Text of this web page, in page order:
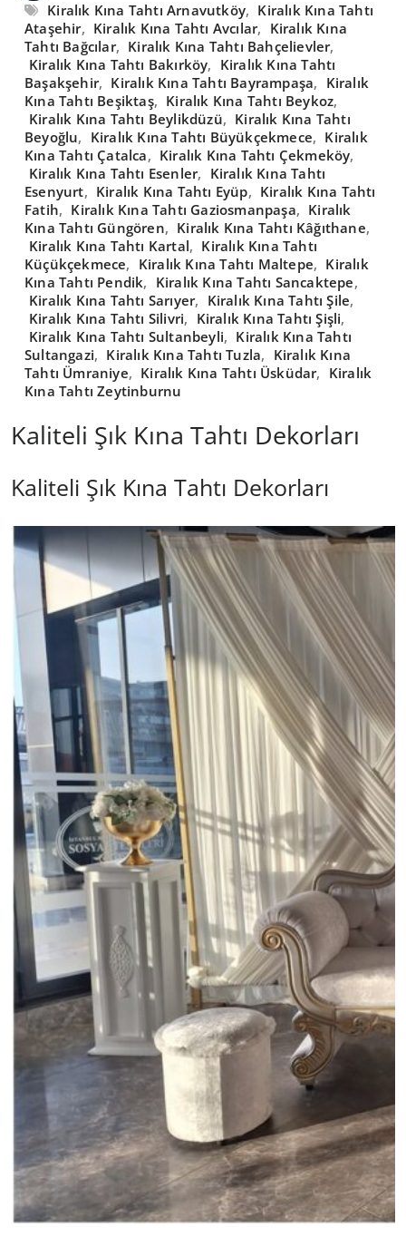
Kiralık Kına Tahtı Arnavutköy, Kiralık Kına Tahtı
Ataşehir, Kiralık Kına Tahtı Avcılar, Kiralık Kına
Tahtı Bağcılar, Kiralık Kına Tahtı Bahçelievler,
Kiralık Kına Tahtı Bakırköy, Kiralık Kına Tahtı
Başakşehir, Kiralık Kına Tahtı Bayrampaşa, Kiralık
Kına Tahtı Beşiktaş, Kiralık Kına Tahtı Beykoz,
Kiralık Kına Tahtı Beylikdüzü, Kiralık Kına Tahtı
Beyoğlu, Kiralık Kına Tahtı Büyükçekmece, Kiralık
Kına Tahtı Çatalca, Kiralık Kına Tahtı Çekmeköy,
Kiralık Kına Tahtı Esenler, Kiralık Kına Tahtı
Esenyurt, Kiralık Kına Tahtı Eyüp, Kiralık Kına Tahtı
Fatih, Kiralık Kına Tahtı Gaziosmanpaşa, Kiralık
Kına Tahtı Güngören, Kiralık Kına Tahtı Kâğıthane,
Kiralık Kına Tahtı Kartal, Kiralık Kına Tahtı
Küçükçekmece, Kiralık Kına Tahtı Maltepe, Kiralık
Kına Tahtı Pendik, Kiralık Kına Tahtı Sancaktepe,
Kiralık Kına Tahtı Sarıyer, Kiralık Kına Tahtı Şile,
Kiralık Kına Tahtı Silivri, Kiralık Kına Tahtı Şişli,
Kiralık Kına Tahtı Sultanbeyli, Kiralık Kına Tahtı
Sultangazi, Kiralık Kına Tahtı Tuzla, Kiralık Kına
Tahtı Ümraniye, Kiralık Kına Tahtı Üsküdar, Kiralık
Kına Tahtı Zeytinburnu
Kaliteli Şık Kına Tahtı Dekorları
Kaliteli Şık Kına Tahtı Dekorları